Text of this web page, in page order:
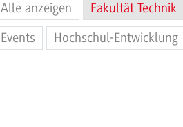
Alle anzeigen Fakultät Technik
Events
Hochschul-Entwicklung